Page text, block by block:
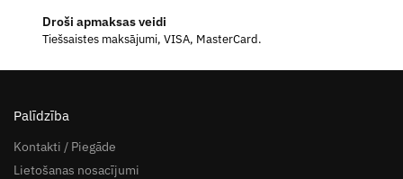
Droši apmaksas veidi
Tiešsaistes maksājumi, VISA, MasterCard.
Palīdzība
Kontakti / Piegāde
Lietošanas nosacījumi